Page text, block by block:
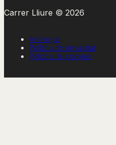
Carrer Lliure © 2026
Avís legal
Política de privacitat
Política de cookies